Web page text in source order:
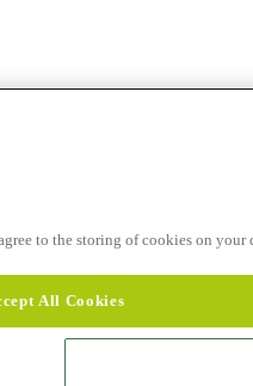
to the storing of cookies on your
All Cookies